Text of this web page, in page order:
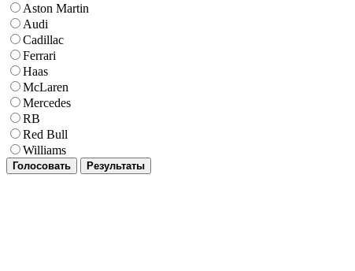
Aston Martin
Audi
Cadillac
Ferrari
Haas
McLaren
Mercedes
RB
Red Bull
Williams
Голосовать Результаты